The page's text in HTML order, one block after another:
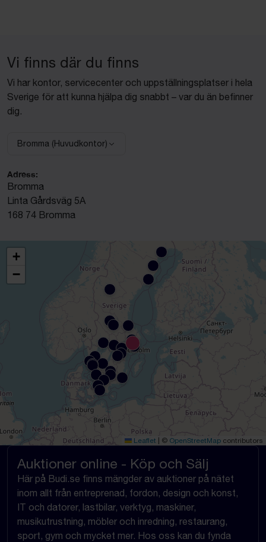
Vi finns där du finns
Vi har kontor, servicecenter och uppställningsplatser i hela
Sverige för att kunna hjälpa dig snabbt – var du än befinner
dig.
Välj anläggning:
Bromma (Huvudkontor)
Adress:
Bromma
Linta Gårdsväg 5A
168 74 Bromma
+
−
Leaflet © OpenStreetMap contributors
Auktioner online - Köp och Sälj
Här på Budi.se finns mängder av auktioner på nätet
inom allt från entreprenad, fordon, design och konst,
IT och datorer, lastbilar, verktyg, maskiner,
musikutrustning, möbler och inredning, restaurang,
sport, gym och mycket mer. Hos oss kan du fynda